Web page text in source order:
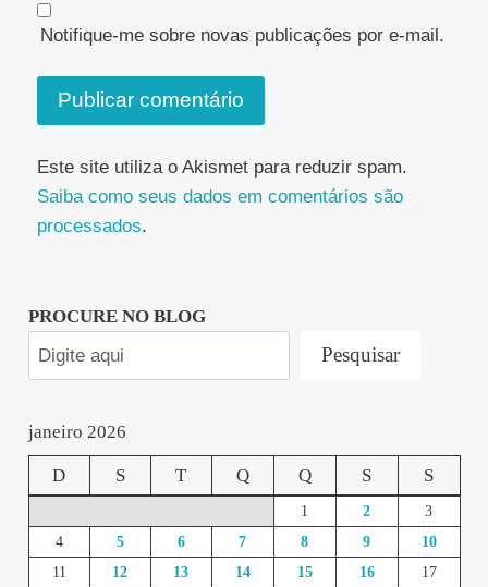
Notifique-me sobre novas publicações por e-mail.
Este site utiliza o Akismet para reduzir spam.
Saiba como seus dados em comentários são
processados.
PROCURE NO BLOG
Pesquisar
janeiro 2026
D S T Q Q S S
1 2
3
4
5 6 7 8 9
10
11
12 13 14 15 16
17